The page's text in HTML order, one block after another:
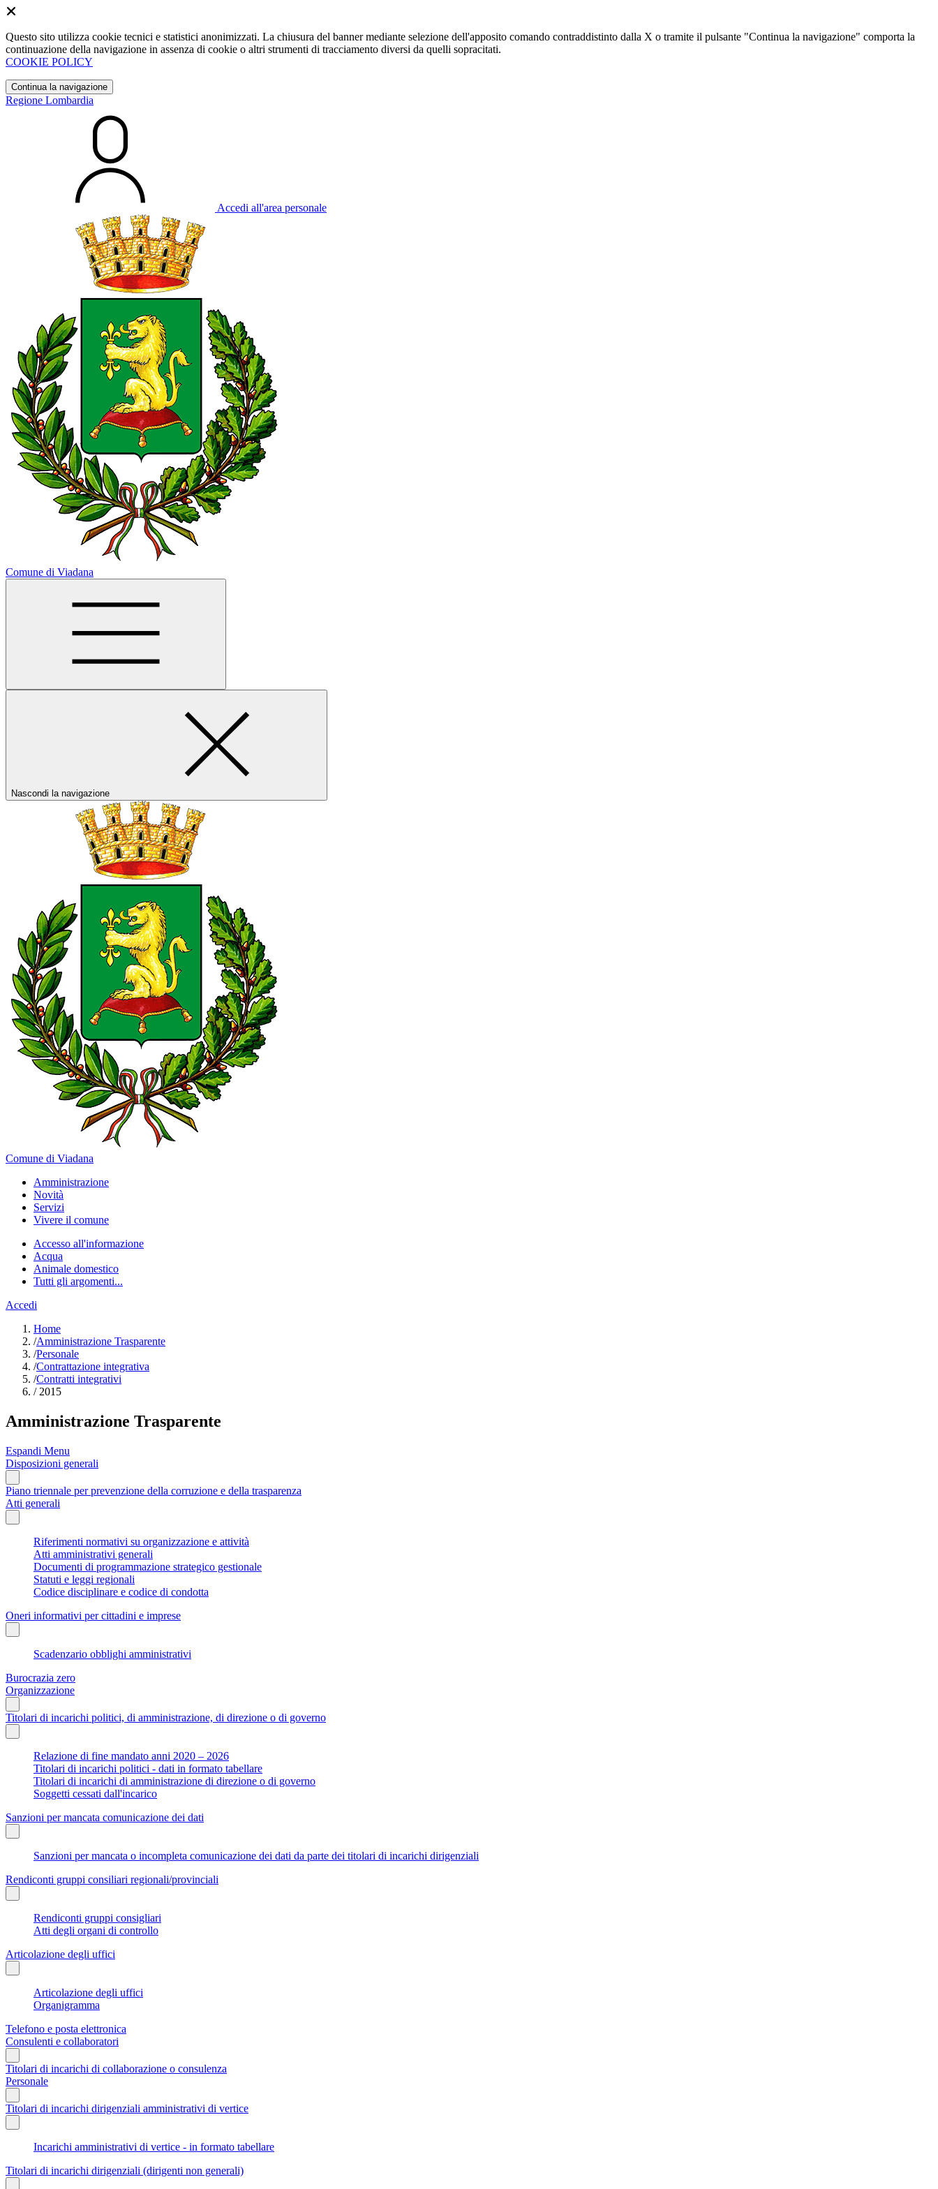
Questo sito utilizza cookie tecnici e statistici anonimizzati. La chiusura del banner mediante selezione dell'apposito comando contraddistinto dalla X o tramite il pulsante "Continua la navigazione" comporta la
continuazione della navigazione in assenza di cookie o altri strumenti di tracciamento diversi da quelli sopracitati.
COOKIE POLICY
Continua la navigazione
Regione Lombardia
Accedi all'area personale
Comune di Viadana
Nascondi la navigazione
Comune di Viadana
Amministrazione
Novità
Servizi
Vivere il comune
Accesso all'informazione
Acqua
Animale domestico
Tutti gli argomenti...
Accedi
Home
/Amministrazione Trasparente
/Personale
/Contrattazione integrativa
/Contratti integrativi
/2015
Amministrazione Trasparente
Espandi Menu
Disposizioni generali
Piano triennale per prevenzione della corruzione e della trasparenza
Atti generali
Riferimenti normativi su organizzazione e attività
Atti amministrativi generali
Documenti di programmazione strategico gestionale
Statuti e leggi regionali
Codice disciplinare e codice di condotta
Oneri informativi per cittadini e imprese
Scadenzario obblighi amministrativi
Burocrazia zero
Organizzazione
Titolari di incarichi politici, di amministrazione, di direzione o di governo
Relazione di fine mandato anni 2020 – 2026
Titolari di incarichi politici - dati in formato tabellare
Titolari di incarichi di amministrazione di direzione o di governo
Soggetti cessati dall'incarico
Sanzioni per mancata comunicazione dei dati
Sanzioni per mancata o incompleta comunicazione dei dati da parte dei titolari di incarichi dirigenziali
Rendiconti gruppi consiliari regionali/provinciali
Rendiconti gruppi consigliari
Atti degli organi di controllo
Articolazione degli uffici
Articolazione degli uffici
Organigramma
Telefono e posta elettronica
Consulenti e collaboratori
Titolari di incarichi di collaborazione o consulenza
Personale
Titolari di incarichi dirigenziali amministrativi di vertice
Incarichi amministrativi di vertice - in formato tabellare
Titolari di incarichi dirigenziali (dirigenti non generali)